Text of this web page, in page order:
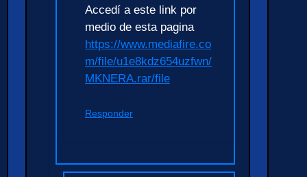
Accedí a este link por
medio de esta pagina
https://www.mediafire.co
m/file/u1e8kdz654uzfwn/
MKNERA.rar/file
Responder